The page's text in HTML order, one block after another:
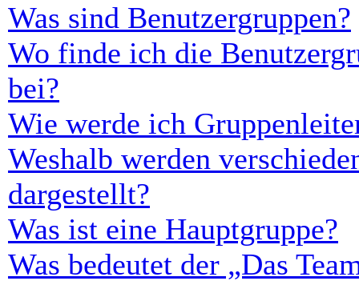
Was sind Benutzergruppen?
Wo finde ich die
bei?
Wie werde ich
Weshalb werden
dargestellt?
Was ist eine Hauptgruppe?
Was bedeutet der „Das